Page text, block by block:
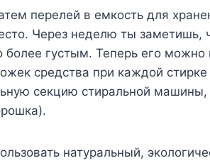
перелей в емкость для
Через неделю ты заметишь,
более густым. Теперь его можно
средства при каждой
секцию стиральной машины,
натуральный,